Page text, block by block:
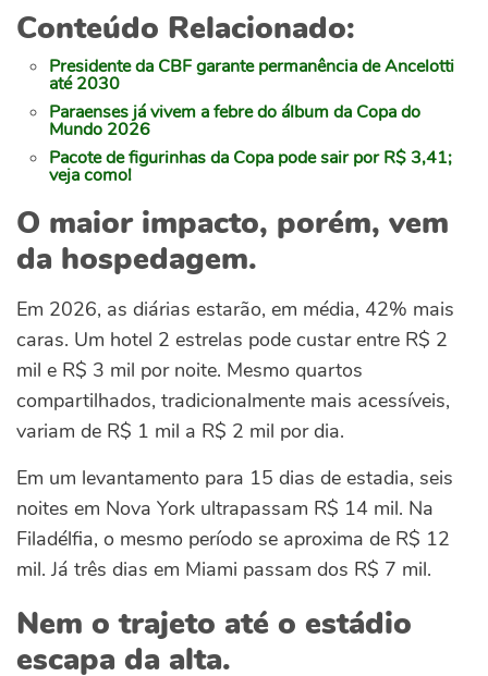
Conteúdo Relacionado:
Presidente da CBF garante permanência de Ancelotti
até 2030
Paraenses já vivem a febre do álbum da Copa do
Mundo 2026
Pacote de figurinhas da Copa pode sair por R$ 3,41;
veja como!
O maior impacto, porém, vem
da hospedagem.
Em 2026, as diárias estarão, em média, 42% mais
caras. Um hotel 2 estrelas pode custar entre R$ 2
mil e R$ 3 mil por noite. Mesmo quartos
compartilhados, tradicionalmente mais acessíveis,
variam de R$ 1 mil a R$ 2 mil por dia.
Em um levantamento para 15 dias de estadia, seis
noites em Nova York ultrapassam R$ 14 mil. Na
Filadélfia, o mesmo período se aproxima de R$ 12
mil. Já três dias em Miami passam dos R$ 7 mil.
Nem o trajeto até o estádio
escapa da alta.